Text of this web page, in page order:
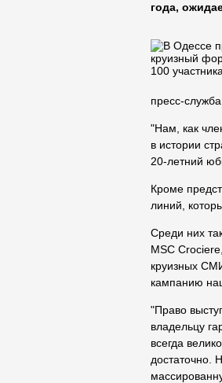
года,
пресс-
"Нам, как
в истории
20-летний
Кроме
линий,
Среди них
MSC
круизных
кампанию
"Право
владельцу
всегда
достаточно.